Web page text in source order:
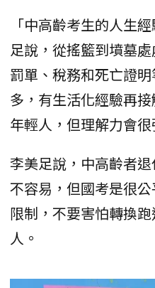
「中高齡考生的人生
足說，從搖籃到墳墓
罰單、稅務和死亡證
多，有生活化經驗再
年輕人，但理解力會很
李美足說，中高齡者
不容易，但國考是很
限制，不要害怕轉換
人。